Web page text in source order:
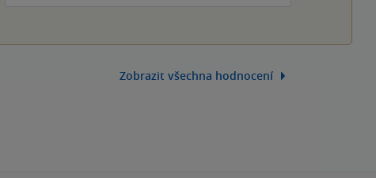
Zobrazit všechna hodnocení